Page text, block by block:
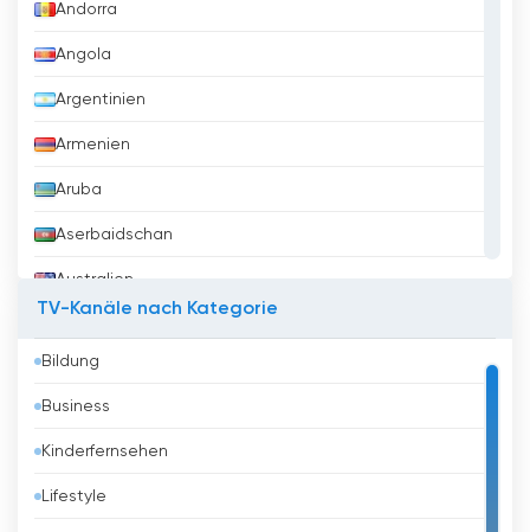
Andorra
Angola
Argentinien
Armenien
Aruba
Aserbaidschan
Australien
Bahrain
Bangladesh
Barbados
Belarus
TV-Kanäle nach Kategorie
Bildung
Business
Kinderfernsehen
Lifestyle